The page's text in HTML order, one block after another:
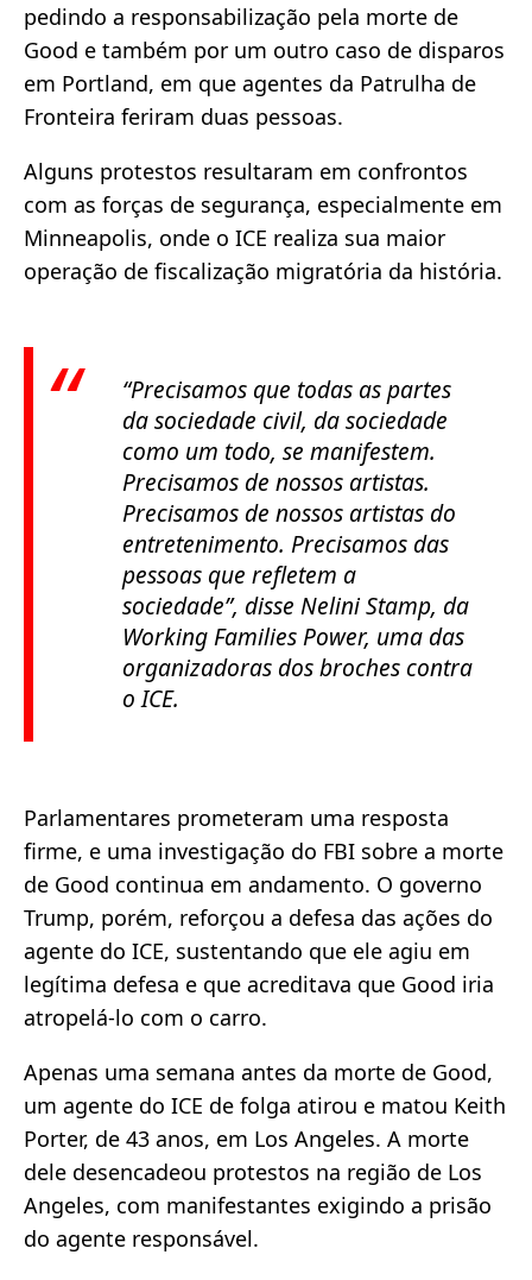
pedindo a responsabilização pela morte de
Good e também por um outro caso de disparos
em Portland, em que agentes da Patrulha de
Fronteira feriram duas pessoas.
Alguns protestos resultaram em confrontos
com as forças de segurança, especialmente em
Minneapolis, onde o ICE realiza sua maior
operação de fiscalização migratória da história.
“Precisamos que todas as partes
da sociedade civil, da sociedade
como um todo, se manifestem.
Precisamos de nossos artistas.
Precisamos de nossos artistas do
entretenimento. Precisamos das
pessoas que refletem a
sociedade”, disse Nelini Stamp, da
Working Families Power, uma das
organizadoras dos broches contra
o ICE.
Parlamentares prometeram uma resposta
firme, e uma investigação do FBI sobre a morte
de Good continua em andamento. O governo
Trump, porém, reforçou a defesa das ações do
agente do ICE, sustentando que ele agiu em
legítima defesa e que acreditava que Good iria
atropelá-lo com o carro.
Apenas uma semana antes da morte de Good,
um agente do ICE de folga atirou e matou Keith
Porter, de 43 anos, em Los Angeles. A morte
dele desencadeou protestos na região de Los
Angeles, com manifestantes exigindo a prisão
do agente responsável.